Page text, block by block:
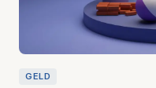
GELD